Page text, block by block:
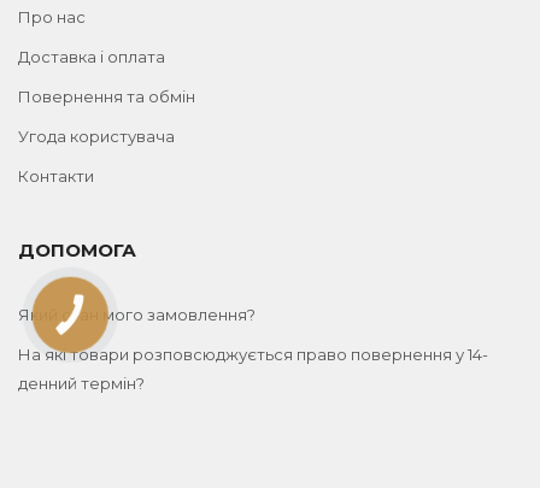
Про нас
Доставка і оплата
Повернення та обмін
Угода користувача
Контакти
ДОПОМОГА
Який стан мого замовлення?
На які товари розповсюджується право повернення у 14-
денний термін?
КНОПКА
ЗВ'ЯЗКУ